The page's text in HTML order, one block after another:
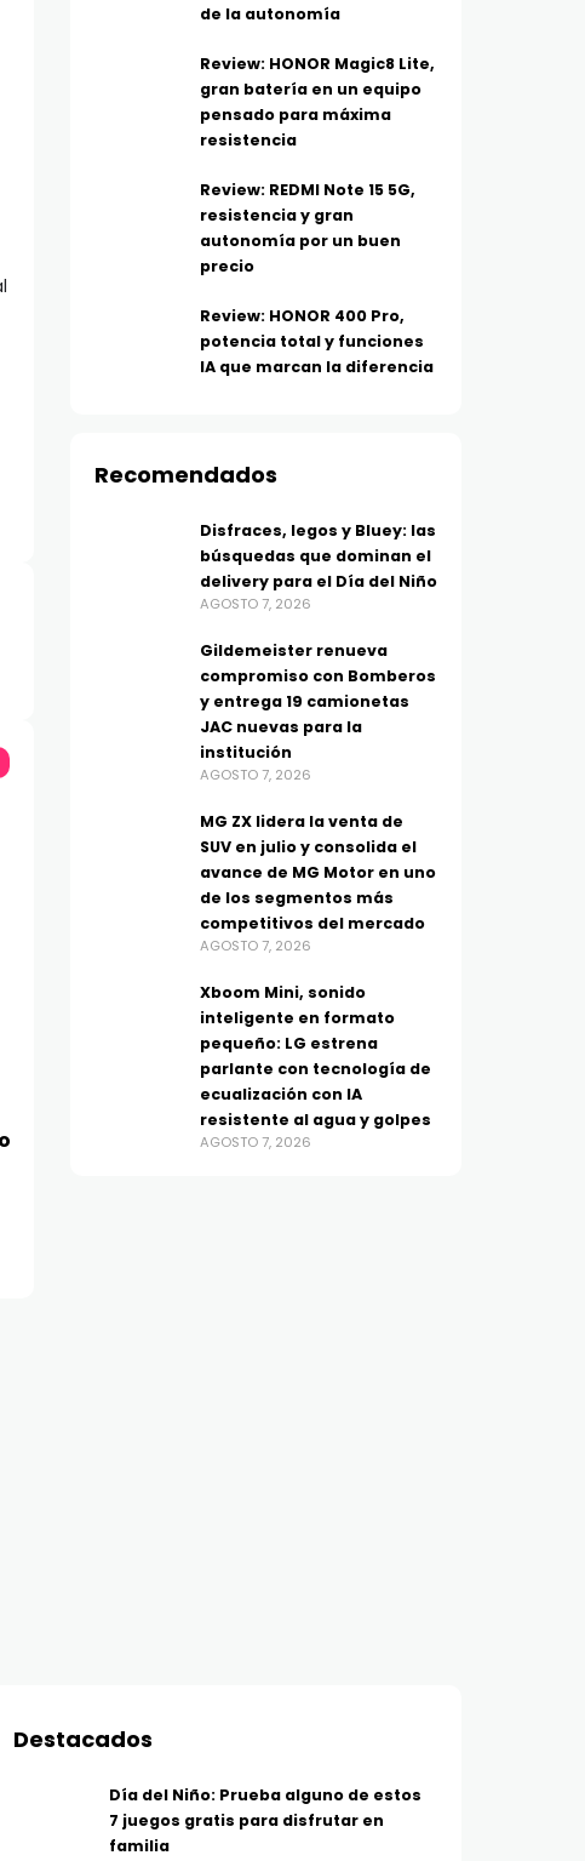
Xboom Mini, sonido
inteligente en formato
pequeño: LG estrena
TECNOLOGÍA
Huawei se suma a los
Dobles de Mercado
de la autonomía
Review: HONOR Magic8 Lite,
gran batería en un equipo
pensado para máxima
resistencia
Review: REDMI Note 15 5G,
resistencia y gran
autonomía por un buen
precio
Review: HONOR 400 Pro,
potencia total y funciones
IA que marcan la diferencia
Recomendados
Disfraces, legos y Bluey: las
búsquedas que dominan el
delivery para el Día del Niño
AGOSTO 7, 2026
Gildemeister renueva
compromiso con Bomberos
y entrega 19 camionetas
JAC nuevas para la
institución
AGOSTO 7, 2026
MG ZX lidera la venta de
SUV en julio y consolida el
avance de MG Motor en uno
de los segmentos más
competitivos del mercado
AGOSTO 7, 2026
Xboom Mini, sonido
inteligente en formato
pequeño: LG estrena
parlante con tecnología de
ecualización con IA
resistente al agua y golpes
AGOSTO 7, 2026
Destacados
Día del Niño: Prueba alguno de estos
7 juegos gratis para disfrutar en
familia